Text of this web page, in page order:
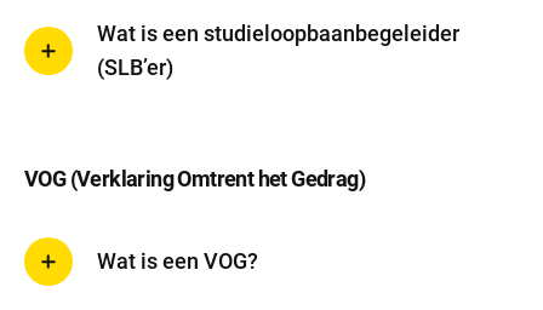
Wat is een studieloopbaanbegeleider
(SLB’er)
VOG (Verklaring Omtrent het Gedrag)
Wat is een VOG?